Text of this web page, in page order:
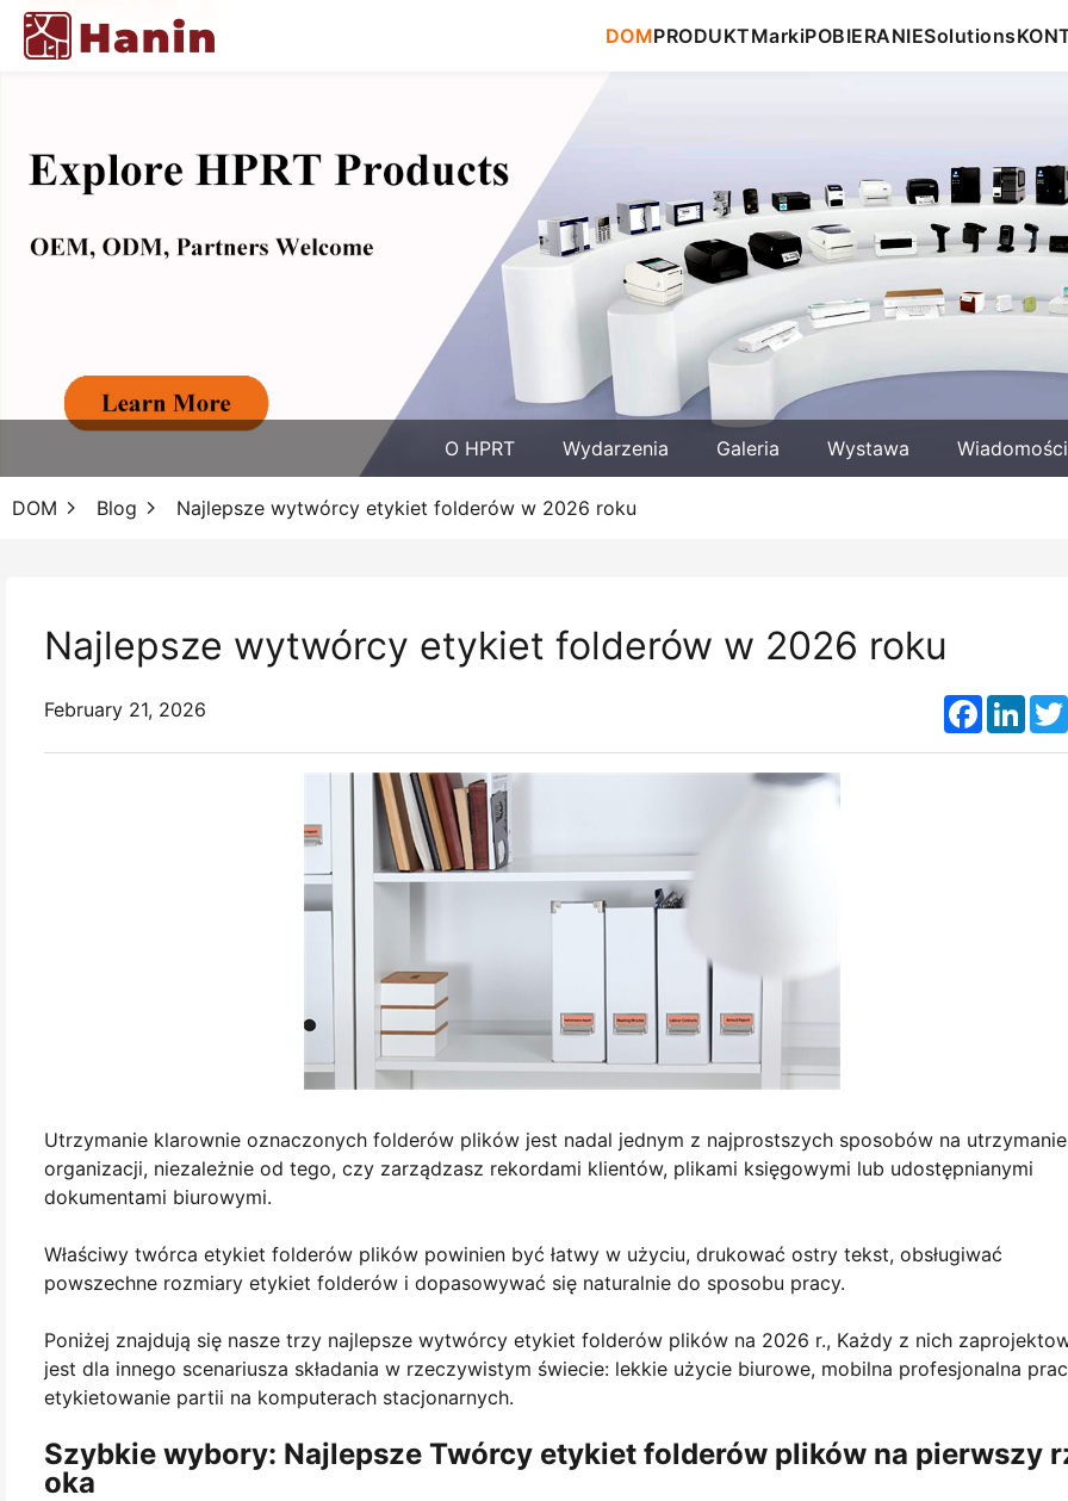
DOMPRODUKTMarkiPOBIERANIESolutions
O HPRT Wydarzenia Galeria Wystawa Wiadomości
DOM Blog Najlepsze wytwórcy etykiet folderów w 2026 roku
Najlepsze wytwórcy etykiet folderów w 2026 roku
February 21, 2026
Utrzymanie klarownie oznaczonych folderów plików jest nadal jednym z najprostszych sposobów na utrzymanie
organizacji, niezależnie od tego, czy zarządzasz rekordami klientów, plikami księgowymi lub udostępnianymi
dokumentami biurowymi.
Właściwy twórca etykiet folderów plików powinien być łatwy w użyciu, drukować ostry tekst, obsługiwać
powszechne rozmiary etykiet folderów i dopasowywać się naturalnie do sposobu pracy.
Poniżej znajdują się nasze trzy najlepsze wytwórcy etykiet folderów plików na 2026 r., Każdy z nich
jest dla innego scenariusza składania w rzeczywistym świecie: lekkie użycie biurowe, mobilna profesjonalna
etykietowanie partii na komputerach stacjonarnych.
Szybkie wybory: Najlepsze Twórcy etykiet folderów plików na pierwszy
oka